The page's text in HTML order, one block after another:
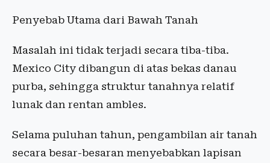
Penyebab Utama dari Bawah Tanah
Masalah ini tidak terjadi secara tiba-tiba.
Mexico City dibangun di atas bekas danau
purba, sehingga struktur tanahnya relatif
lunak dan rentan ambles.
Selama puluhan tahun, pengambilan air tanah
secara besar-besaran menyebabkan lapisan